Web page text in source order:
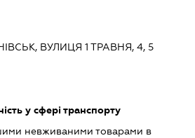
ВУЛИЦЯ 1 ТРАВНЯ, 4, 5
у сфері транспорту
невживаними товарами в